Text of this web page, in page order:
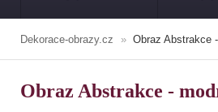
Dekorace-obrazy.cz Obraz Abstrakce
Obraz Abstrakce -